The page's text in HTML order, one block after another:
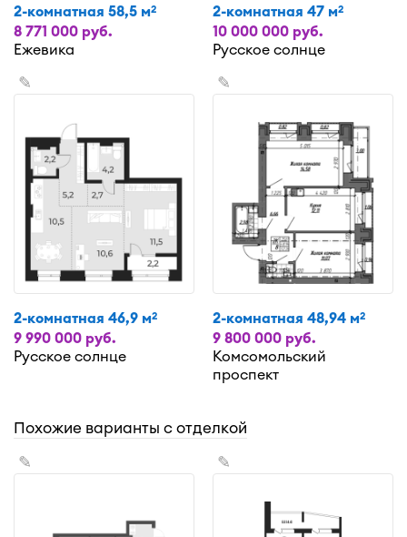
2-комнатная 58,5 м2
8 771 000 руб.
Ежевика
2-комнатная 47 м2
10 000 000 руб.
Русское солнце
✎
2-комнатная 46,9 м2
9 990 000 руб.
Русское солнце
✎
2-комнатная 48,94 м2
9 800 000 руб.
Комсомольский
проспект
Похожие варианты с отделкой
✎ ✎